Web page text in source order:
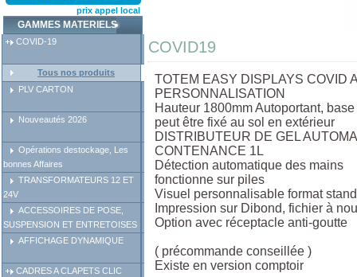
prix appel local
GAMMES MATERIELS
COVID-19
Tous nos produits
PLV CARTON
Nouveautés 2026
Opérations destockage, Les
bonnes Affaires
TRANSFORMATEURS 12 ET
24V
ACCESSOIRES DE POSE,
SUSPENSION ET ENTRETOISES
AFFICHAGE DYNAMIQUE
CADRES A CLAPETS CLIC
COVID19
TOTEM EASY DISPLAYS COVID
PERSONNALISATION
Hauteur 1800mm Autoportant,
peut être fixé au sol en extérieur
DISTRIBUTEUR DE GEL
CONTENANCE 1L
Détection automatique des mains
fonctionne sur piles
Visuel personnalisable format
Impression sur Dibond, fichier à
Option avec réceptacle anti-goutte
( précommande conseillée )
Existe en version comptoir